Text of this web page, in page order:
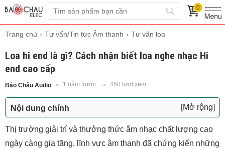
0
Trang chủ Tư vấn/Tin tức Âm thanh Tư vấn loa
Loa hi end là gì? Cách nhận biết loa nghe nhạc Hi
end cao cấp
Bảo Châu Audio 1 năm trước 450 lượt xem
Nội dung chính [Mở rộng]
Loa hi end là gì?
Cách nhận diện loa nghe nhạc Hi-End cao cấp
Thị trường giải trí và thưởng thức âm nhạc chất lượng cao
ngày càng gia tăng, lĩnh vực âm thanh đã chứng kiến những